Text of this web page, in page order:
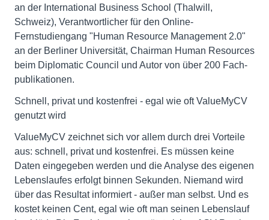
an der International Business School (Thalwill,
Schweiz), Verantwortlicher für den Online-
Fernstudiengang "Human Resource Management 2.0"
an der Berliner Universität, Chairman Human Resources
beim Diplomatic Council und Autor von über 200 Fach-
publikationen.
Schnell, privat und kostenfrei - egal wie oft ValueMyCV
genutzt wird
ValueMyCV zeichnet sich vor allem durch drei Vorteile
aus: schnell, privat und kostenfrei. Es müssen keine
Daten eingegeben werden und die Analyse des eigenen
Lebenslaufes erfolgt binnen Sekunden. Niemand wird
über das Resultat informiert - außer man selbst. Und es
kostet keinen Cent, egal wie oft man seinen Lebenslauf